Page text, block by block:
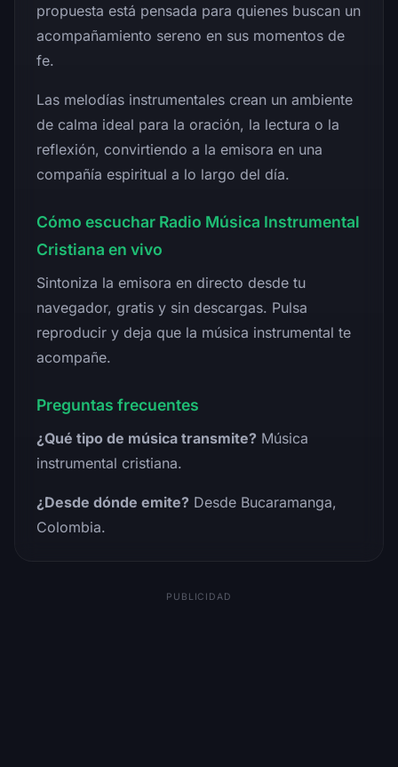
propuesta está pensada para quienes buscan un
acompañamiento sereno en sus momentos de
fe.
Las melodías instrumentales crean un ambiente
de calma ideal para la oración, la lectura o la
reflexión, convirtiendo a la emisora en una
compañía espiritual a lo largo del día.
Cómo escuchar Radio Música Instrumental
Cristiana en vivo
Sintoniza la emisora en directo desde tu
navegador, gratis y sin descargas. Pulsa
reproducir y deja que la música instrumental te
acompañe.
Preguntas frecuentes
¿Qué tipo de música transmite? Música
instrumental cristiana.
¿Desde dónde emite? Desde Bucaramanga,
Colombia.
PUBLICIDAD